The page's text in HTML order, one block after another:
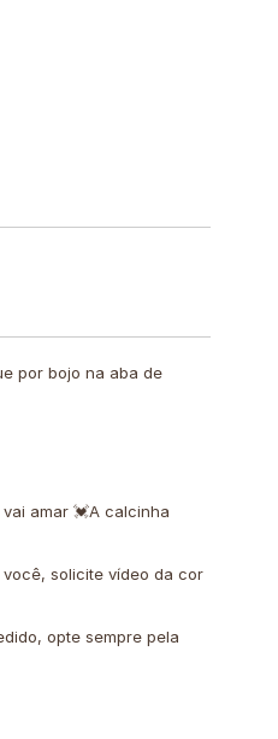
por bojo na aba de
amar 💓A calcinha
solicite vídeo da cor
opte sempre pela